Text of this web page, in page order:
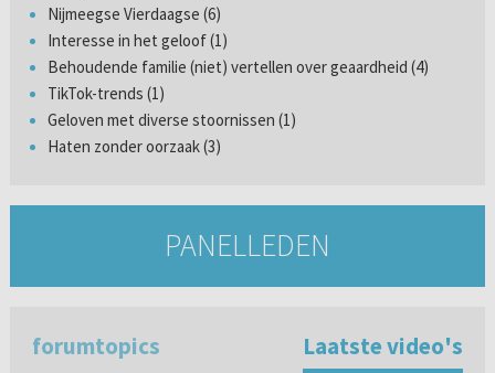
Nijmeegse Vierdaagse (6)
Interesse in het geloof (1)
Behoudende familie (niet) vertellen over geaardheid (4)
TikTok-trends (1)
Geloven met diverse stoornissen (1)
Haten zonder oorzaak (3)
PANELLEDEN
forumtopics Laatste video's